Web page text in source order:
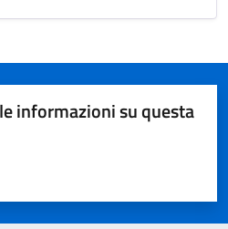
informazioni su questa
su 5
su 5